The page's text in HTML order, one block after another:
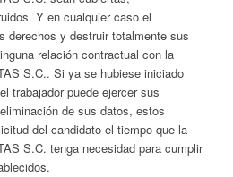
Y en cualquier caso el
derechos y destruir totalmente sus
relación contractual con la
S.C.. Si ya se hubiese iniciado
trabajador puede ejercer sus
de sus datos, estos
del candidato el tiempo que la
S.C. tenga necesidad para cumplir